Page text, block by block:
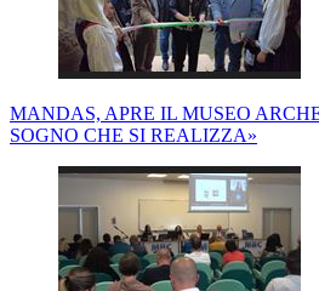
MANDAS, APRE IL MUSEO
SOGNO CHE SI REALIZZA»